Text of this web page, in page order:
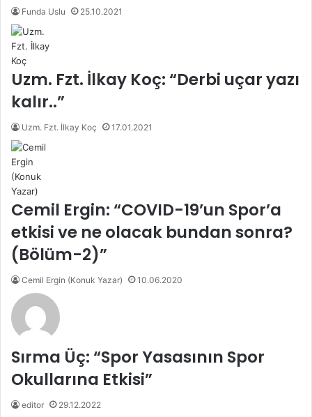
Funda Uslu 25.10.2021
Uzm. Fzt. İlkay Koç: “Derbi uçar yazı
kalır..”
Uzm. Fzt. İlkay Koç 17.01.2021
Cemil Ergin: “COVID-19’un Spor’a
etkisi ve ne olacak bundan sonra?
(Bölüm-2)”
Cemil Ergin (Konuk Yazar) 10.06.2020
Sırma Üç: “Spor Yasasının Spor
Okullarına Etkisi”
editor 29.12.2022